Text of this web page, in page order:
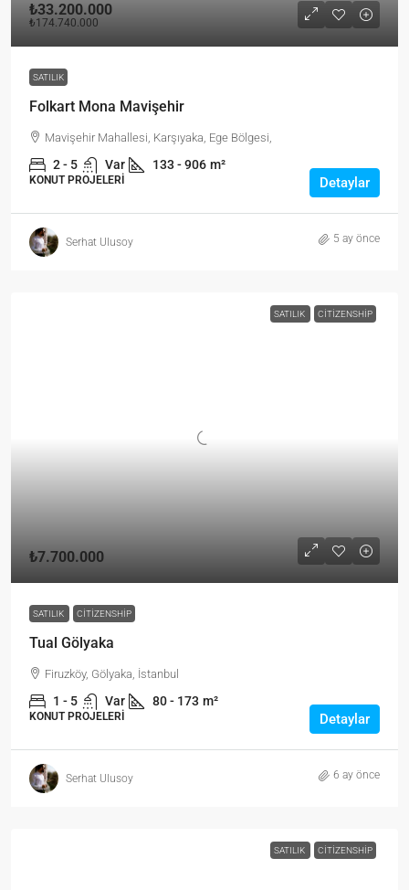
₺33.200.000
₺174.740.000
SATILIK
Folkart Mona Mavişehir
Mavişehir Mahallesi, Karşıyaka, Ege Bölgesi,
2 - 5 Var 133 - 906 m²
KONUT PROJELERI Detaylar
Serhat Ulusoy 5 ay önce
SATILIK CITIZENSHIP
₺7.700.000
SATILIK CITIZENSHIP
Tual Gölyaka
Firuzköy, Gölyaka, İstanbul
1 - 5 Var 80 - 173 m²
KONUT PROJELERI Detaylar
Serhat Ulusoy 6 ay önce
SATILIK CITIZENSHIP